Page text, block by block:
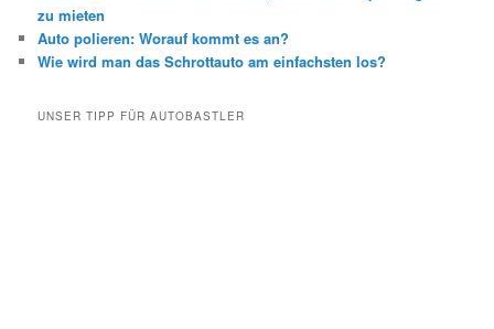
zu mieten
Auto polieren: Worauf kommt es an?
Wie wird man das Schrottauto am einfachsten los?
UNSER TIPP FÜR AUTOBASTLER